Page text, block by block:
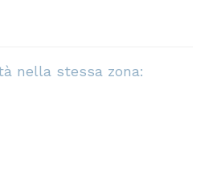
nella stessa zona: